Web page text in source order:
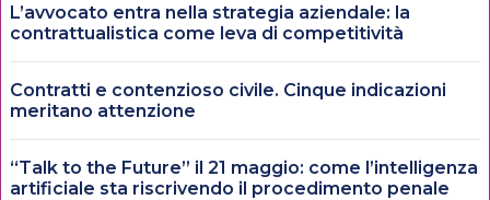
L’avvocato entra nella strategia aziendale: la
contrattualistica come leva di competitività
Contratti e contenzioso civile. Cinque indicazioni
meritano attenzione
“Talk to the Future” il 21 maggio: come l’intelligenza
artificiale sta riscrivendo il procedimento penale